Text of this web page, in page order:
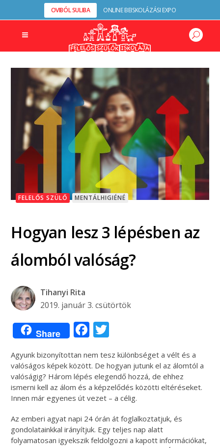
OVIBÓL SULIBA ONLINE BEISKOLÁZÁSI EXPO
FELELŐS SZÜLŐ MENTÁLHIGIÉNÉ
Hogyan lesz 3 lépésben az
álomból valóság?
Tihanyi Rita
2019. január 3. csütörtök
Share Facebook
Agyunk bizonyítottan nem tesz különbséget a vélt és a
valóságos képek között. De hogyan jutunk el az álomtól a
valóságig? Három lépés elegendő hozzá, de ehhez
ismerni kell az álom és a képzelődés közötti eltéréseket.
Innen már egyenes út vezet – a célig.
Az emberi agyat napi 24 órán át foglalkoztatjuk, és
gondolatainkkal irányítjuk. Egy teljes nap alatt
folyamatosan igyekszik feldolgozni a kapott információkat,